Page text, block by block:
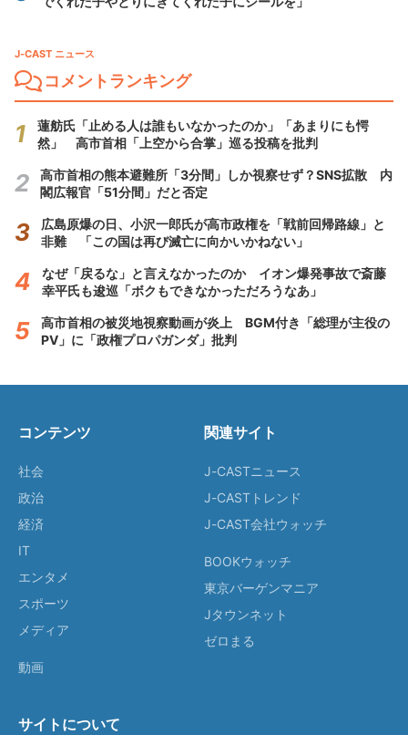
J-CAST ニュース
コメントランキング
蓮舫氏「止める人は誰もいなかったのか」「あまりにも愕
然」 高市首相「上空から合掌」巡る投稿を批判
高市首相の熊本避難所「3分間」しか視察せず？SNS拡散 内
閣広報官「51分間」だと否定
広島原爆の日、小沢一郎氏が高市政権を「戦前回帰路線」と
非難 「この国は再び滅亡に向かいかねない」
なぜ「戻るな」と言えなかったのか イオン爆発事故で斎藤
幸平氏も逡巡「ボクもできなかっただろうなあ」
高市首相の被災地視察動画が炎上 BGM付き「総理が主役の
PV」に「政権プロパガンダ」批判
コンテンツ
社会
政治
経済
IT
エンタメ
スポーツ
メディア
動画
関連サイト
J-CASTニュース
J-CASTトレンド
J-CAST会社ウォッチ
BOOKウォッチ
東京バーゲンマニア
Jタウンネット
ゼロまる
サイトについて